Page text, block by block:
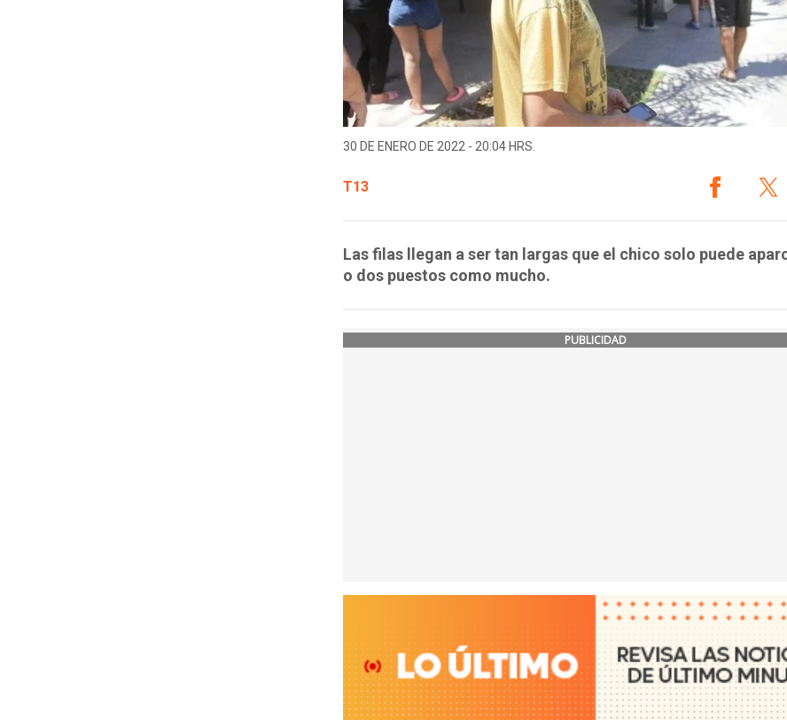
30 DE ENERO DE 2022 - 20:04 HRS.
T13
Las filas llegan a ser tan largas que el chico solo puede
o dos puestos como mucho.
PUBLICIDAD